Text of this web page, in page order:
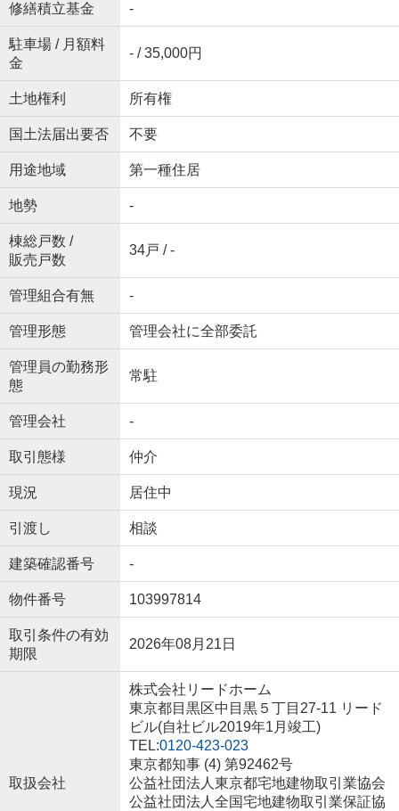
修繕積立基金 -
駐車場 / 月額料
金
- / 35,000円
土地権利 所有権
国土法届出要否 不要
用途地域 第一種住居
地勢 -
棟総戸数 /
販売戸数
34戸 / -
管理組合有無 -
管理形態 管理会社に全部委託
管理員の勤務形
態
常駐
管理会社 -
取引態様 仲介
現況 居住中
引渡し 相談
建築確認番号 -
物件番号 103997814
取引条件の有効
期限
2026年08月21日
取扱会社
株式会社リードホーム
東京都目黒区中目黒５丁目27-11 リード
ビル(自社ビル2019年1月竣工)
TEL:0120-423-023
東京都知事 (4) 第92462号
公益社団法人東京都宅地建物取引業協会
公益社団法人全国宅地建物取引業保証協